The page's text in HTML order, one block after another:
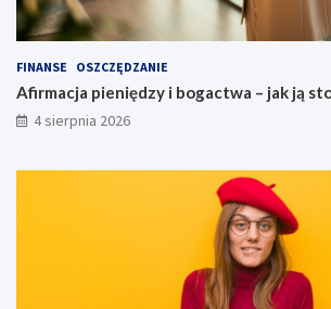
FINANSE OSZCZĘDZANIE
Afirmacja pieniędzy i bogactwa – jak ją
4 sierpnia 2026